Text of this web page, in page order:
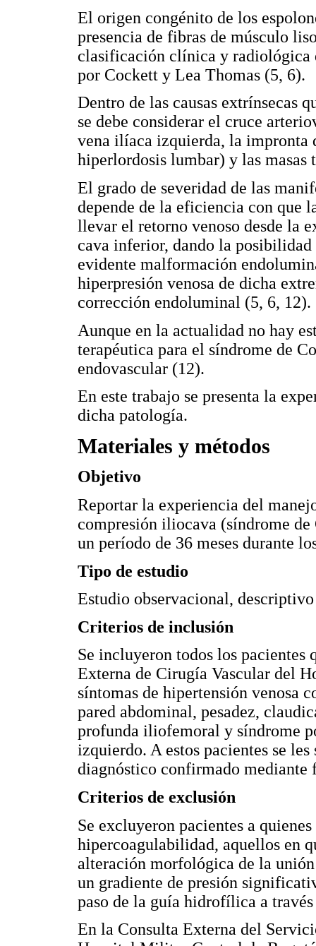
El origen congénito de los
presencia de fibras de músculo
clasificación clínica y radiológica
por Cockett y Lea Thomas (5, 6).
Dentro de las causas extrínsecas
se debe considerar el cruce
vena ilíaca izquierda, la impronta
hiperlordosis lumbar) y las
El grado de severidad de las
depende de la eficiencia con que
llevar el retorno venoso desde la
cava inferior, dando la posibilidad
evidente malformación
hiperpresión venosa de dicha
corrección endoluminal (5, 6, 12).
Aunque en la actualidad no hay
terapéutica para el síndrome de
endovascular (12).
En este trabajo se presenta la
dicha patología.
Materiales y métodos
Objetivo
Reportar la experiencia del
compresión iliocava (síndrome
un período de 36 meses durante
Tipo de estudio
Estudio observacional,
Criterios de inclusión
Se incluyeron todos los pacientes
Externa de Cirugía Vascular del
síntomas de hipertensión venosa
pared abdominal, pesadez,
profunda iliofemoral y síndrome
izquierdo. A estos pacientes se
diagnóstico confirmado
Criterios de exclusión
Se excluyeron pacientes a
hipercoagulabilidad, aquellos en
alteración morfológica de la
un gradiente de presión
paso de la guía hidrofílica a
En la Consulta Externa del